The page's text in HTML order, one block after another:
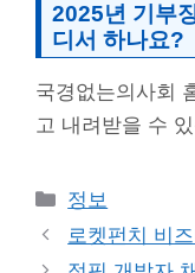
2025년 기부
디서 하나요?
국경없는의사회
고 내려받을 수
Categories
정보
로켓펀치 비